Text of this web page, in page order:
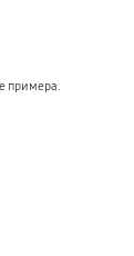
примера.